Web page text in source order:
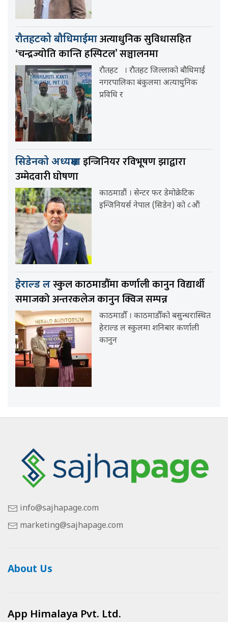
रौतहटको बौधिमाईमाअत्याधुनिक सुविधासहित
‘चन्द्रज्योति कान्ति हस्पिटल’ सञ्चालनमा
रौतहट । रौतहट जिल्लाको बौधिमाई
नगरपालिका बंकुलमा अत्याधुनिक
प्रविधि र
सिडेनको अध्यक्षमाइन्जिनियर रविभूषण झाद्वारा
उम्मेदवारी घोषणा
काठमाडौं । सेन्टर फर डेमोक्रेटिक
इन्जिनियर्स नेपाल (सिडेन) को ८औं
हेराल्ड लस्कुल काठमाडौँमा कर्णाली कानुन विद्यार्थी
समाजको अन्तरकलेज कानुन क्विज सम्पन्न
काठमाडौँ । काठमाडौँको बसुन्धरास्थित
हेराल्ड ल स्कुलमा शनिबार कर्णाली
कानुन
info@sajhapage.com
marketing@sajhapage.com
About Us
App Himalaya Pvt. Ltd.